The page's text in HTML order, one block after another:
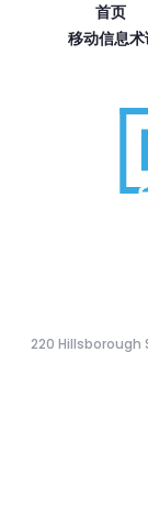
首页
移动信息
220 Hillsborough